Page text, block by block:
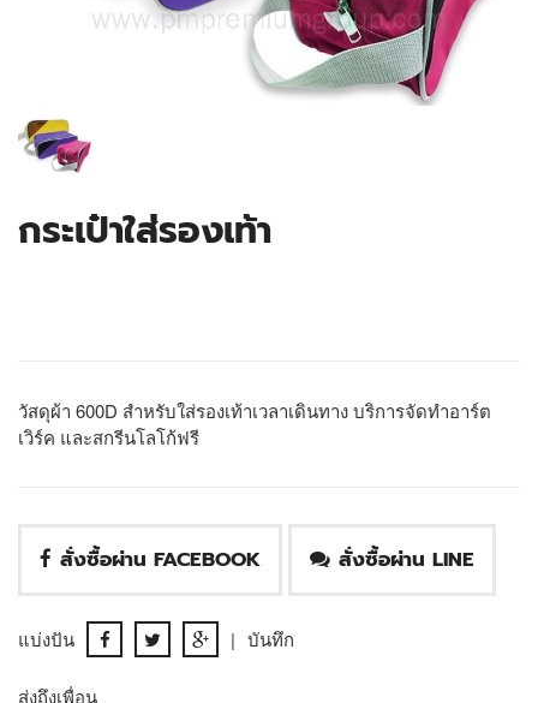
กระเป๋าใส่รองเท้า
วัสดุผ้า 600D สำหรับใส่รองเท้าเวลาเดินทาง บริการจัดทำอาร์ต
เวิร์ค และสกรีนโลโก้ฟรี
สั่งซื้อผ่าน FACEBOOK สั่งซื้อผ่าน LINE
แบ่งปัน | บันทึก
ส่งถึงเพื่อน